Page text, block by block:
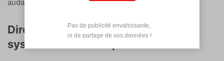
audacieuse.
Direction artistique et nouveaux
systèmes de récompenses
Pas de publicité envahissante,
ni de partage de vos données !